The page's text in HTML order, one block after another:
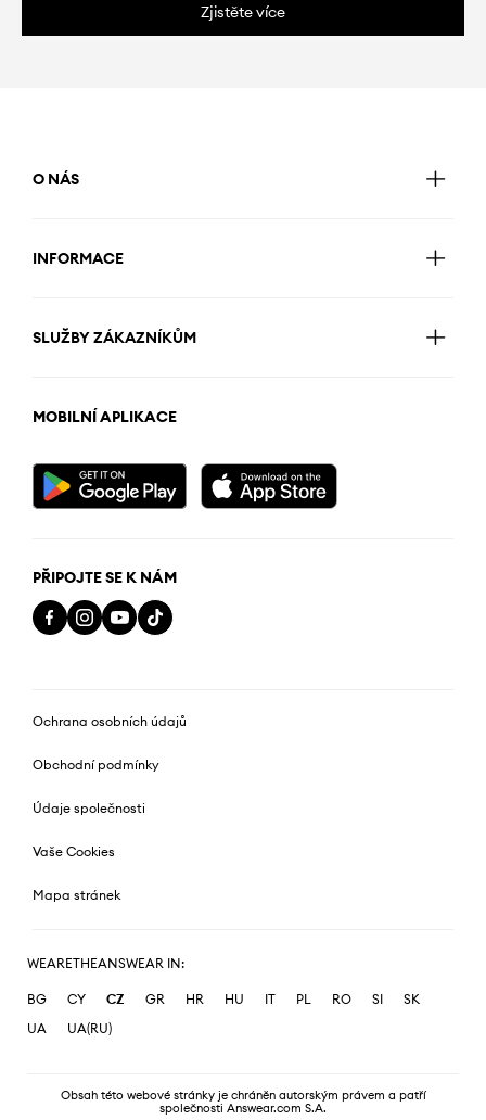
Zjistěte více
O NÁS
INFORMACE
SLUŽBY ZÁKAZNÍKŮM
MOBILNÍ APLIKACE
PŘIPOJTE SE K NÁM
Ochrana osobních údajů
Obchodní podmínky
Údaje společnosti
Vaše Cookies
Mapa stránek
WEARETHEANSWEAR IN:
BG CY CZ GR HR HU IT PL RO SI
SK
UA
UA(RU)
Obsah této webové stránky je chráněn autorským právem a patří
společnosti Answear.com S.A.